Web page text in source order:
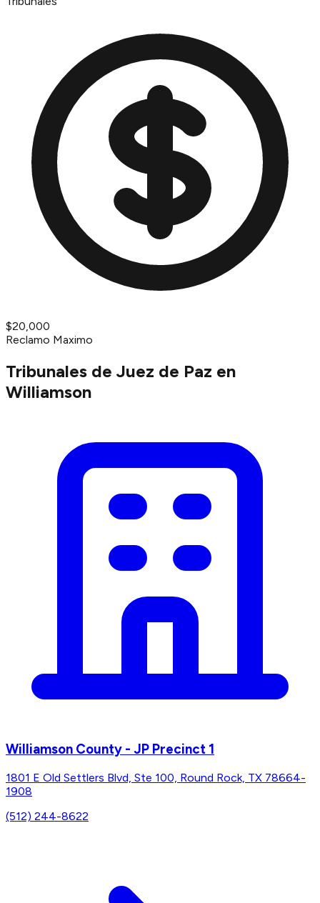
$20,000
Reclamo Maximo
Tribunales de Juez de Paz en
Williamson
Williamson County - JP Precinct 1
1801 E Old Settlers Blvd, Ste 100, Round Rock, TX 78664-
1908
(512) 244-8622